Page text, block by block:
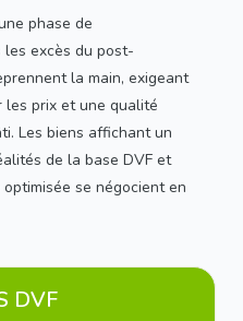
phase de
excès du post-
la main, exigeant
les prix et une qualité
Les biens affichant un
de la base DVF et
se négocient en
DVF